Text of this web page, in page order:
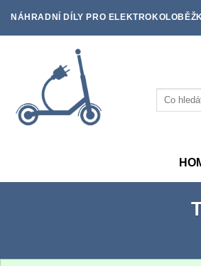
NÁHRADNÍ DÍLY PRO
Hledat: